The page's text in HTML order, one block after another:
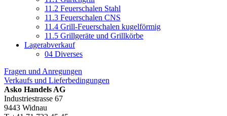
11.2 Feuerschalen Stahl
11.3 Feuerschalen CNS
11.4 Grill-Feuerschalen kugelförmig
11.5 Grillgeräte und Grillkörbe
Lagerabverkauf
04 Diverses
Fragen und Anregungen
Verkaufs und Lieferbedingungen
Asko Handels AG
Industriestrasse 67
9443 Widnau